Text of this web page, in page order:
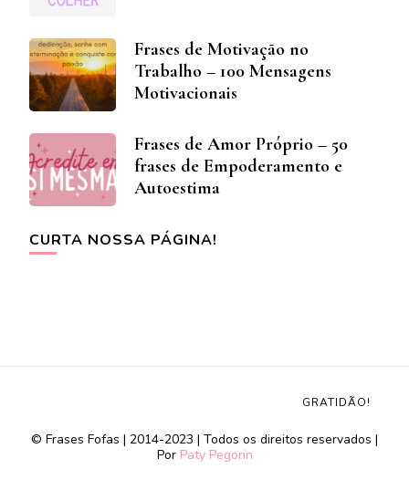
Frases de Motivação no
Trabalho – 100 Mensagens
Motivacionais
Frases de Amor Próprio – 50
frases de Empoderamento e
Autoestima
CURTA NOSSA PÁGINA!
© Frases Fofas | 2014-2023 | Todos os direitos reservados |
Por Paty Pegorin
GRATIDÃO!